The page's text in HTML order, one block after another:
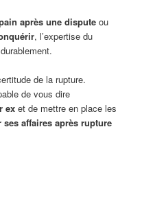
après une dispute ou
, l’expertise du
durablement.
de la rupture.
de vous dire
ex et de mettre en place les
ses affaires après rupture